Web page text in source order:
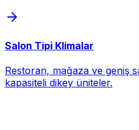
Salon Tipi Klimalar
Restoran, mağaza ve geniş
kapasiteli dikey üniteler.